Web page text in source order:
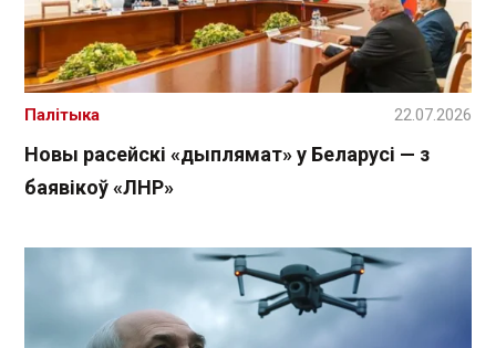
Новы расейскі «дыплямат» у Беларусі — з
баявікоў «ЛНР»
Палітыка 22.07.2026